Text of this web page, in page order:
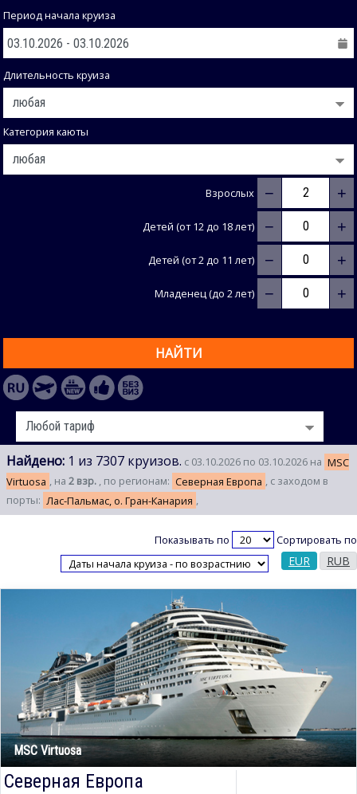
Период начала круиза
Длительность круиза
Категория каюты
Взрослых − +
Детей (от 12 до 18 лет) − +
Детей (от 2 до 11 лет) − +
Младенец (до 2 лет) − +
НАЙТИ
Найдено: 1 из 7307 круизов. с 03.10.2026 по 03.10.2026 на MSC
Virtuosa , на 2 взр. , по регионам: Северная Европа , с заходом в
порты: Лас-Пальмас, о. Гран-Канария ,
Показывать по Сортировать по
EUR RUB
MSC Virtuosa
Северная Европа